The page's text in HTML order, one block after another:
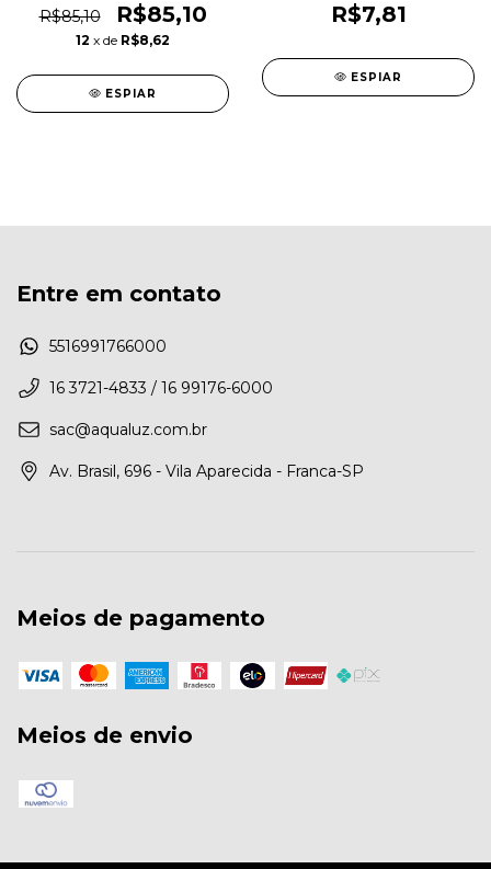
R$85,10
R$85,10
12 x de R$8,62
ESPIAR
R$7,81
ESPIAR
Entre em contato
5516991766000
16 3721-4833 / 16 99176-6000
sac@aqualuz.com.br
Av. Brasil, 696 - Vila Aparecida - Franca-SP
Meios de pagamento
Meios de envio